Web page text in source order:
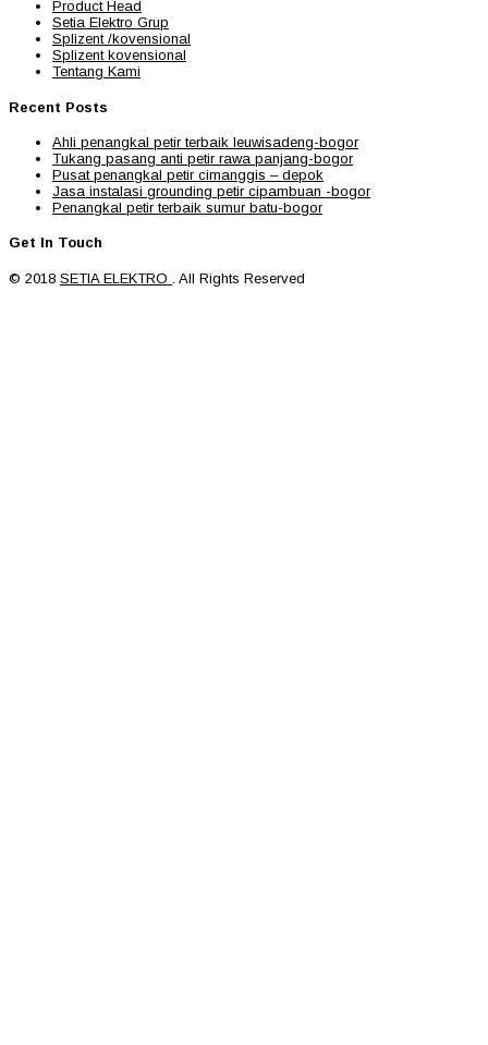
Product Head
Setia Elektro Grup
Splizent /kovensional
Splizent kovensional
Tentang Kami
Recent Posts
Ahli penangkal petir terbaik leuwisadeng-bogor
Tukang pasang anti petir rawa panjang-bogor
Pusat penangkal petir cimanggis – depok
Jasa instalasi grounding petir cipambuan -bogor
Penangkal petir terbaik sumur batu-bogor
Get In Touch
© 2018 SETIA ELEKTRO . All Rights Reserved